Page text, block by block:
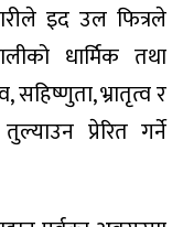
इद उल फित्रले
धार्मिक तथा
भ्रातृत्व र
प्रेरित गर्ने